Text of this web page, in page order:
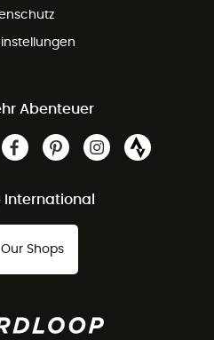
Abenteuer
International
Our Shops